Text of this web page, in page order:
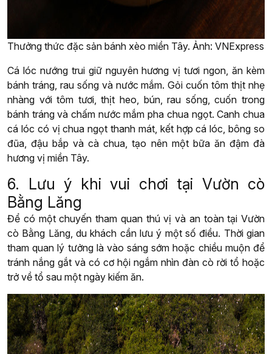
Thưởng thức đặc sản bánh xèo miền Tây. Ảnh: VNExpress
Cá lóc nướng trui giữ nguyên hương vị tươi ngon, ăn kèm
bánh tráng, rau sống và nước mắm. Gỏi cuốn tôm thịt nhẹ
nhàng với tôm tươi, thịt heo, bún, rau sống, cuốn trong
bánh tráng và chấm nước mắm pha chua ngọt. Canh chua
cá lóc có vị chua ngọt thanh mát, kết hợp cá lóc, bông so
đũa, đậu bắp và cà chua, tạo nên một bữa ăn đậm đà
hương vị miền Tây.
6. Lưu ý khi vui chơi tại Vườn cò
Bằng Lăng
Để có một chuyến tham quan thú vị và an toàn tại Vườn
cò Bằng Lăng, du khách cần lưu ý một số điều. Thời gian
tham quan lý tưởng là vào sáng sớm hoặc chiều muộn để
tránh nắng gắt và có cơ hội ngắm nhìn đàn cò rời tổ hoặc
trở về tổ sau một ngày kiếm ăn.